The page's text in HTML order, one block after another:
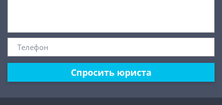
Спросить юриста